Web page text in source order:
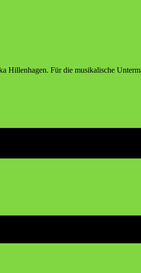
Hil­len­ha­gen. Für die musi­ka­li­sche